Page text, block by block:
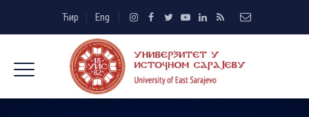
Ћир Eng